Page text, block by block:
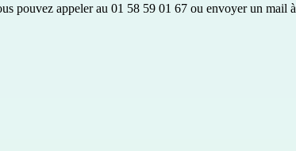
pouvez appeler au 01 58 59 01 67 ou envoyer un mail à